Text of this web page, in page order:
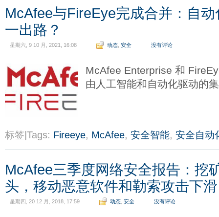
McAfee与FireEye完成合并：自
一出路？
星期六, 9 10 月, 2021, 16:08 动态 安全 没有评论
McAfee Enterprise 和
由人工智能和自动化驱动的
标签|Tags: Fireeye, McAfee, 安全智能, 安全自动
McAfee三季度网络安全报告：挖
头，移动恶意软件和勒索攻击下滑
星期四, 20 12 月, 2018, 17:59 动态 安全 没有评论